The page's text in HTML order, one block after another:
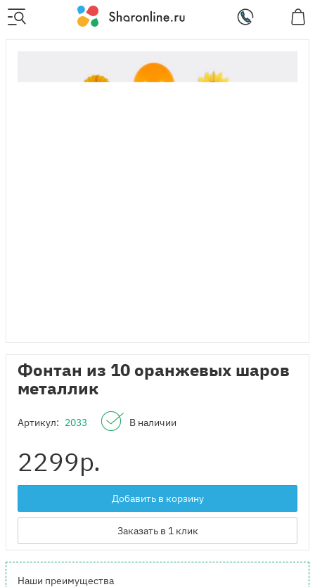
Фонтан из 10 оранжевых шаров
металлик
Артикул: 2033 В наличии
2299р.
Добавить в корзину
Заказать в 1 клик
Наши преимущества